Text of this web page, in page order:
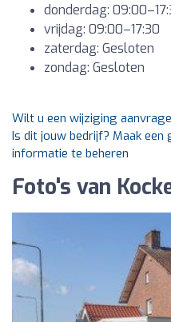
donderdag:
vrijdag: 09:00–17:30
zaterdag: Gesloten
zondag: Gesloten
Wilt u een wijziging
Is dit jouw bedrijf? Maak
informatie te beheren
Foto's van